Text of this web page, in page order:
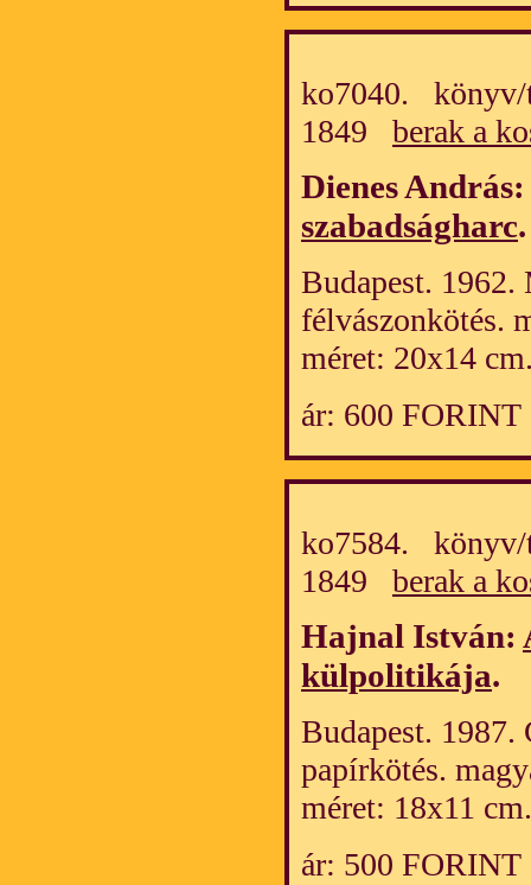
ko7040. könyv/
1849 berak a
Dienes András:
szabadságharc.
Budapest.
félvászonkötés.
méret: 20x14
ár: 600 FORINT
ko7584. könyv/
1849 berak a
Hajnal István:
külpolitikája.
Budapest. 1987.
papírkötés.
méret: 18x11 cm.
ár: 500 FORINT